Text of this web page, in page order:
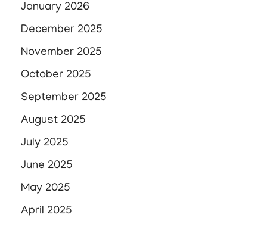
January 2026
December 2025
November 2025
October 2025
September 2025
August 2025
July 2025
June 2025
May 2025
April 2025